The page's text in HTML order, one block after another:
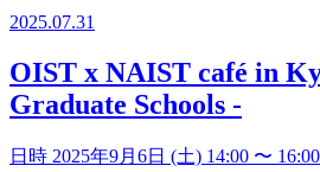
2025.07.31
OIST x NAIST café in
Graduate Schools -
日時 2025年9月6日 (土) 14:00 〜